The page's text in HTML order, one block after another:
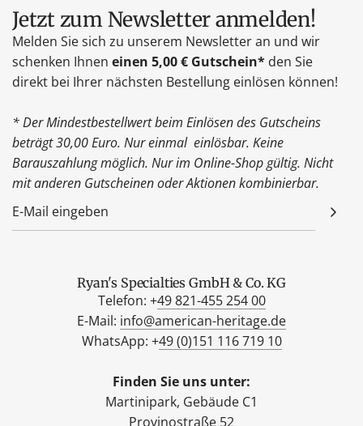
Jetzt zum Newsletter anmelden!
Melden Sie sich zu unserem Newsletter an und wir
schenken Ihnen einen 5,00 € Gutschein* den Sie
direkt bei Ihrer nächsten Bestellung einlösen können!
* Der Mindestbestellwert beim Einlösen des Gutscheins
beträgt 30,00 Euro. Nur einmal einlösbar. Keine
Barauszahlung möglich. Nur im Online-Shop gültig. Nicht
mit anderen Gutscheinen oder Aktionen kombinierbar.
Ryan's Specialties GmbH & Co. KG
Telefon: +49 821-455 254 00
E-Mail: info@american-heritage.de
WhatsApp: +49 (0)151 116 719 10
Finden Sie uns unter:
Martinipark, Gebäude C1
Provinostraße 52